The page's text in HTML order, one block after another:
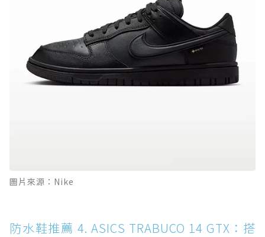
圖片來源：Nike
防水鞋推薦 4. ASICS TRABUCO 14 GTX：搭